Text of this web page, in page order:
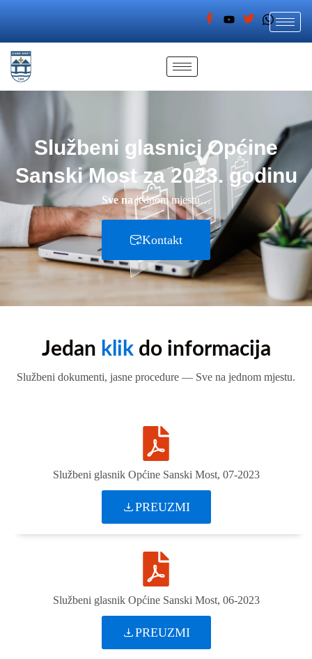
Službeni glasnici Općine
Sanski Most za 2023. godinu
Sve najednom mjestu…
Kontakt
Jedan klikdo informacija
Službeni dokumenti, jasne procedure — Sve na jednom mjestu.
Službeni glasnik Općine Sanski Most, 07-2023
PREUZMI
Službeni glasnik Općine Sanski Most, 06-2023
PREUZMI